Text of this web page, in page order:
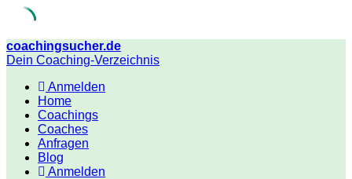
Skip
to
coachingsucher.de
Dein Coaching-Verzeichnis
Anmelden
Home
Coachings
Coaches
Anfragen
Blog
Anmelden